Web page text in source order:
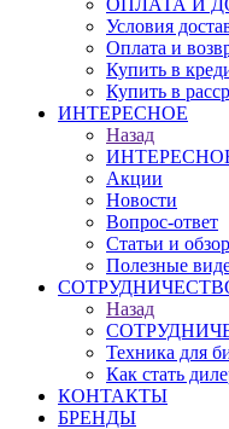
ОПЛАТА И
Условия
Оплата и
Купить в
Купить в
ИНТЕРЕСНОЕ
Назад
Акции
Новости
Вопрос-ответ
Статьи и
Полезные
Назад
Техника для
Как стать
КОНТАКТЫ
БРЕНДЫ